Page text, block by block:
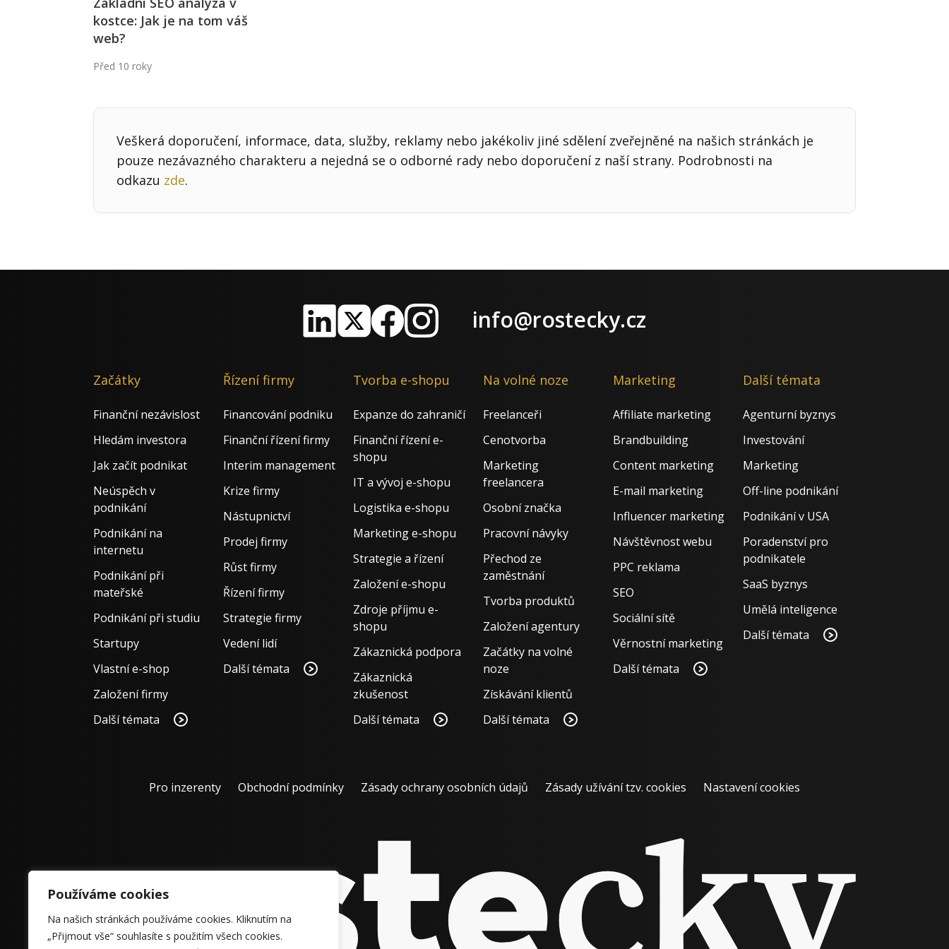
Používáme cookies
Na našich stránkách používáme cookies. Kliknutím na
„Přijmout vše“ souhlasíte s použitím všech cookies.
kostce: Jak je na tom váš
web?
Před 10 roky
Veškerá doporučení, informace, data, služby, reklamy nebo jakékoliv jiné sdělení zveřejněné na našich stránkách je
pouze nezávazného charakteru a nejedná se o odborné rady nebo doporučení z naší strany. Podrobnosti na
odkazu zde.
info@rostecky.cz
Začátky
Finanční nezávislost
Hledám investora
Jak začít podnikat
Neúspěch v
podnikání
Podnikání na
internetu
Podnikání při
mateřské
Podnikání při studiu
Startupy
Vlastní e-shop
Založení firmy
Další témata
Řízení firmy
Financování podniku
Finanční řízení firmy
Interim management
Krize firmy
Nástupnictví
Prodej firmy
Růst firmy
Řízení firmy
Strategie firmy
Vedení lidí
Další témata
Tvorba e-shopu
Expanze do zahraničí
Finanční řízení e-
shopu
IT a vývoj e-shopu
Logistika e-shopu
Marketing e-shopu
Strategie a řízení
Založení e-shopu
Zdroje příjmu e-
shopu
Zákaznická podpora
Zákaznická
zkušenost
Další témata
Na volné noze
Freelanceři
Cenotvorba
Marketing
freelancera
Osobní značka
Pracovní návyky
Přechod ze
zaměstnání
Tvorba produktů
Založení agentury
Začátky na volné
noze
Získávání klientů
Další témata
Marketing
Affiliate marketing
Brandbuilding
Content marketing
E-mail marketing
Influencer marketing
Návštěvnost webu
PPC reklama
SEO
Sociální sítě
Věrnostní marketing
Další témata
Další témata
Agenturní byznys
Investování
Marketing
Off-line podnikání
Podnikání v USA
Poradenství pro
podnikatele
SaaS byznys
Umělá inteligence
Další témata
Pro inzerenty Obchodní podmínky Zásady ochrany osobních údajů Zásady užívání tzv. cookies Nastavení cookies